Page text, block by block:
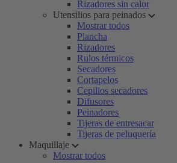
Rizadores sin calor
Utensilios para peinados
Mostrar todos
Plancha
Rizadores
Rulos térmicos
Secadores
Cortapelos
Cepillos secadores
Difusores
Peinadores
Tijeras de entresacar
Tijeras de peluquería
Maquillaje
Mostrar todos